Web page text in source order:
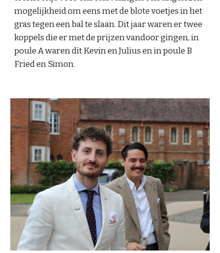
mogelijkheid om eens met de blote voetjes in het
gras tegen een bal te slaan. Dit jaar waren er twee
koppels die er met de prijzen vandoor gingen, in
poule A waren dit Kevin en Julius en in poule B
Fried en Simon.